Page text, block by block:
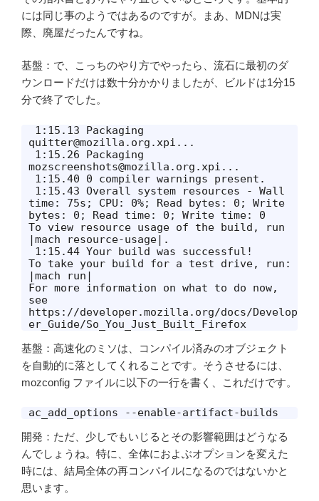
には同じ事のようではあるのですが。まあ、MDNは実
際、廃屋だったんですね。
基盤：で、こっちのやり方でやったら、流石に最初のダ
ウンロードだけは数十分かかりましたが、ビルドは1分15
分で終了でした。
quitter@mozilla.org.xpi...
mozscreenshots@mozilla.org.xpi...
time: 75s; CPU: 0%; Read bytes: 0; Write
bytes: 0; Read time: 0; Write time: 0
To view resource usage of the build, run
|mach resource-usage|.
To take your build for a test drive, run:
|mach run|
For more information on what to do now,
see
https://developer.mozilla.org/docs/Develop
基盤：高速化のミソは、コンパイル済みのオブジェクト
を自動的に落としてくれることです。そうさせるには、
mozconfig ファイルに以下の一行を書く、これだけです。
ac_add_options --enable-artifact-builds
開発：ただ、少しでもいじるとその影響範囲はどうなる
んでしょうね。特に、全体におよぶオプションを変えた
時には、結局全体の再コンパイルになるのではないかと
思います。